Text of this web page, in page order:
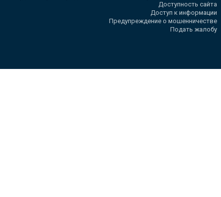
Доступность сайта
Доступ к информации
Предупреждение о мошенничестве
Подать жалобу